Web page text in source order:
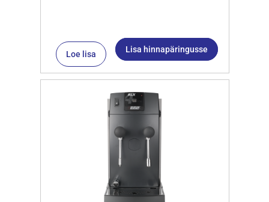
Loe lisa Lisa hinnapäringusse